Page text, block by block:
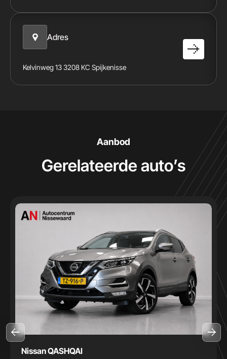
Adres
Kelvinweg 13 3208 KC Spijkenisse
Aanbod
Gerelateerde auto’s
Nissan QASHQAI